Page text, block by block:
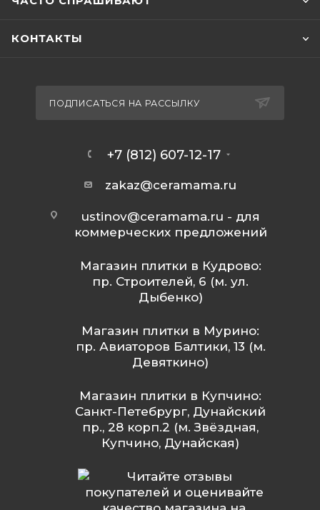
КОНТАКТЫ
ПОДПИСАТЬСЯ НА РАССЫЛКУ
+7 (812) 607-12-17
zakaz@ceramama.ru
ustinov@ceramama.ru - для
коммерческих предложений
Магазин плитки в Кудрово:
пр. Строителей, 6 (м. ул.
Дыбенко)
Магазин плитки в Мурино:
пр. Авиаторов Балтики, 13 (м.
Девяткино)
Магазин плитки в Купчино:
Санкт-Петебрург, Дунайский
пр., 28 корп.2 (м. Звёздная,
Купчино, Дунайская)